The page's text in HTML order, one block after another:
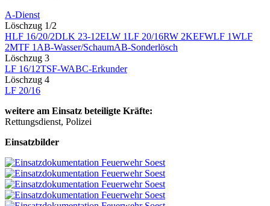
A-Dienst
Löschzug 1/2
HLF 16/20/2DLK 23-12ELW 1LF 20/16RW 2KEFWLF 1WLF
2MTF 1 AB-Wasser/SchaumAB-Sonderlösch
Löschzug 3
LF 16/12TSF-WABC-Erkunder
Löschzug 4
LF 20/16
weitere am Einsatz beteiligte Kräfte:
Rettungsdienst, Polizei
Einsatzbilder